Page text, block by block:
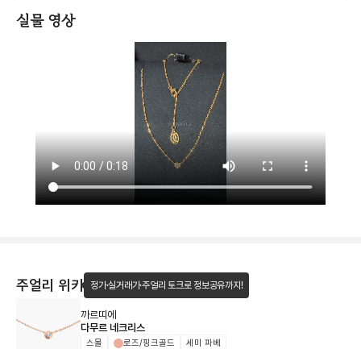
실물 영상
주얼리 위키 정가·실거래가·주얼리 토크로 정보공유까지!
까르띠에
다무르 네크리스
스몰 로즈/핑크골드 세미 파베